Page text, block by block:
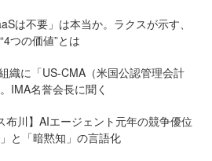
は不要」は本当か。ラクスが示す、
つの価値”とは
織に「US-CMA（米国公認管理会計
IMA名誉会長に聞く
布川】AIエージェント元年の競争優位
と「暗黙知」の言語化